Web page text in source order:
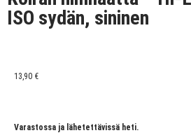
ISO sydän, sininen
13,90 €
Varastossa ja lähetettävissä heti.